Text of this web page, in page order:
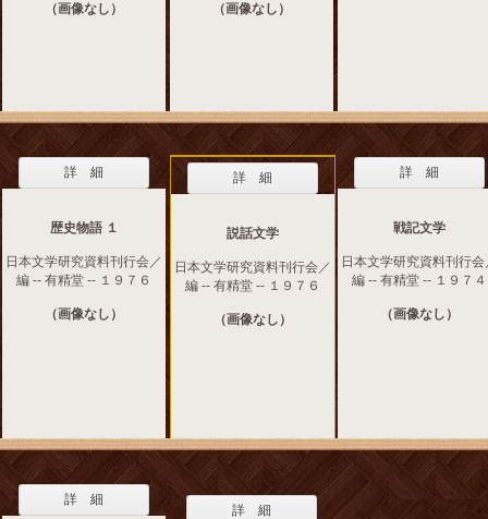
（画像なし） （画像なし）
詳 細
歴史物語 １
日本文学研究資料刊行会／
編 -- 有精堂 -- １９７６
（画像なし）
詳 細
説話文学
日本文学研究資料刊行会／
編 -- 有精堂 -- １９７６
（画像なし）
詳 細
戦記文学
日本文学研究資料刊行会
編 -- 有精堂 -- １９７４
（画像なし）
詳 細
詳 細